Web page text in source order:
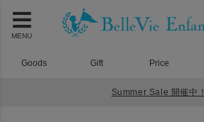
MENU
Goods Gift Price
Summer Sale 開催中！
キャンドルホルダー L